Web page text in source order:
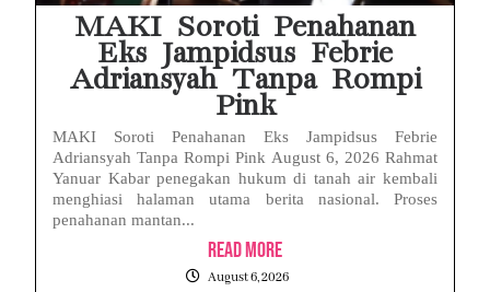
MAKI Soroti Penahanan
Eks Jampidsus Febrie
Adriansyah Tanpa Rompi
Pink
MAKI Soroti Penahanan Eks Jampidsus Febrie
Adriansyah Tanpa Rompi Pink August 6, 2026 Rahmat
Yanuar Kabar penegakan hukum di tanah air kembali
menghiasi halaman utama berita nasional. Proses
penahanan mantan...
Read More
August 6, 2026